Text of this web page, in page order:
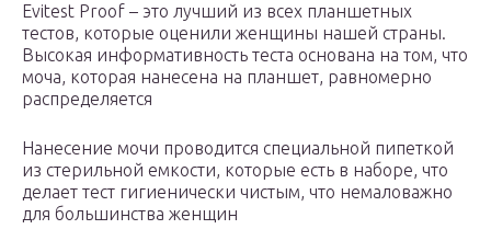
Evitest Proof – это лучший из всех планшетных
тестов, которые оценили женщины нашей страны.
Высокая информативность теста основана на том, что
моча, которая нанесена на планшет, равномерно
распределяется
Нанесение мочи проводится специальной пипеткой
из стерильной емкости, которые есть в наборе, что
делает тест гигиенически чистым, что немаловажно
для большинства женщин